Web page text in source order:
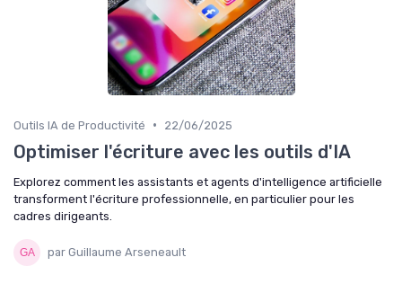
Outils IA de Productivité • 22/06/2025
Optimiser l'écriture avec les outils d'IA
Explorez comment les assistants et agents d'intelligence artificielle
transforment l'écriture professionnelle, en particulier pour les
cadres dirigeants.
par Guillaume Arseneault